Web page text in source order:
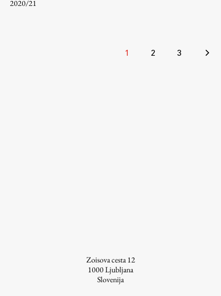
2020/21
Številčenje
1 2 3
Zoisova cesta 12
1000Ljubljana
Slovenija